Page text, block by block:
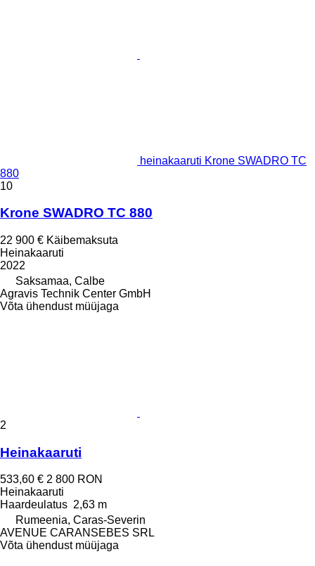
heinakaaruti Krone SWADRO TC
880
10
Krone SWADRO TC 880
22 900 € Käibemaksuta
Heinakaaruti
2022
Saksamaa, Calbe
Agravis Technik Center GmbH
Võta ühendust müüjaga
2
Heinakaaruti
533,60 € 2 800 RON
Heinakaaruti
Haardeulatus 2,63 m
Rumeenia, Caras-Severin
AVENUE CARANSEBES SRL
Võta ühendust müüjaga